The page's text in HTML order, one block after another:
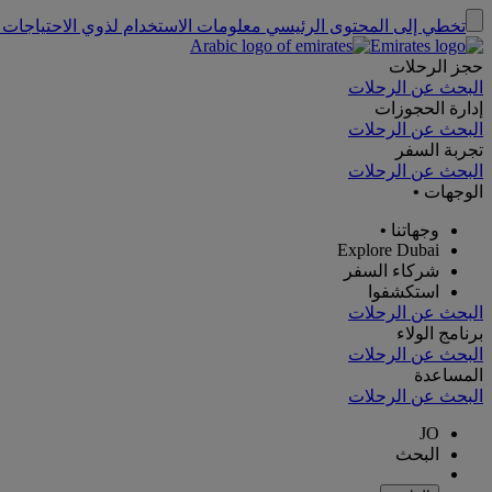
تخطي إلى المحتوى الرئيسي معلومات الاستخدام لذوي
حجز الرحلات
البحث عن الرحلات
إدارة الحجوزات
البحث عن الرحلات
تجربة السفر
البحث عن الرحلات
الوجهات •
وجهاتنا •
Explore Dubai
شركاء السفر
استكشفوا
البحث عن الرحلات
برنامج الولاء
البحث عن الرحلات
المساعدة
البحث عن الرحلات
JO
البحث